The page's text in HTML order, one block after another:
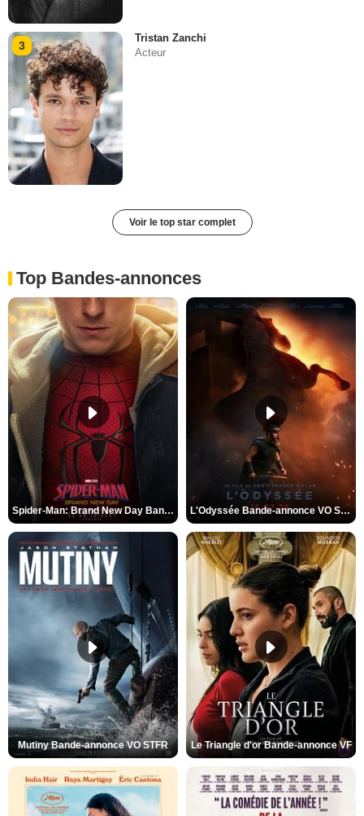
3
Tristan Zanchi
Acteur
Voir le top star complet
Top Bandes-annonces
Spider-Man: Brand New Day Bande-annonce VO STFR L'Odyssée Bande-annonce VO STFR
Mutiny Bande-annonce VO STFR Le Triangle d'or Bande-annonce VF